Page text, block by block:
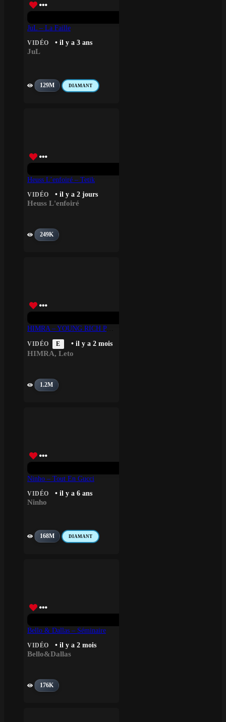
JuL – La Faille
VIDÉO • il y a 3 ans
JuL
129M DIAMANT
Heuss L’enfoiré – Tetik
VIDÉO • il y a 2 jours
Heuss L'enfoiré
249K
HIMRA – YOUNG RICH PAPI Feat LETO
VIDÉO E • il y a 2 mois
HIMRA, Leto
1.2M
Ninho – Tout En Gucci
VIDÉO • il y a 6 ans
Ninho
168M DIAMANT
Bello & Dallas – Séminaire
VIDÉO • il y a 2 mois
Bello&Dallas
176K